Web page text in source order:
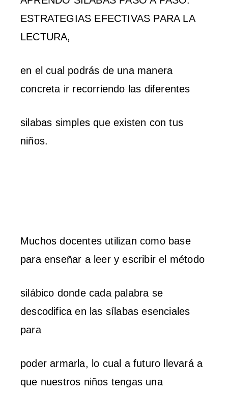
ESTRATEGIAS EFECTIVAS PARA LA
LECTURA,
en el cual podrás de una manera
concreta ir recorriendo las diferentes
silabas simples que existen con tus
niños.
Muchos docentes utilizan como base
para enseñar a leer y escribir el método
silábico donde cada palabra se
descodifica en las sílabas esenciales
para
poder armarla, lo cual a futuro llevará a
que nuestros niños tengas una